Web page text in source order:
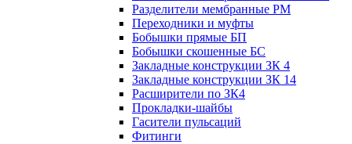
Разделители мембранные РМ
Переходники и муфты
Бобышки прямые БП
Бобышки скошенные БС
Закладные конструкции ЗК 4
Закладные конструкции ЗК 14
Расширители по ЗК4
Прокладки-шайбы
Гасители пульсаций
Фитинги